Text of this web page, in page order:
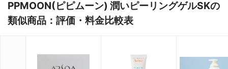
PPMOON(ピピムーン) 潤いピーリングゲルSKの
類似商品：評価・料金比較表